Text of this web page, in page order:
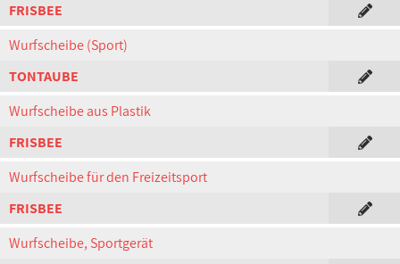
FRISBEE
Wurfscheibe (Sport)
TONTAUBE
Wurfscheibe aus Plastik
FRISBEE
Wurfscheibe für den Freizeitsport
FRISBEE
Wurfscheibe, Sportgerät